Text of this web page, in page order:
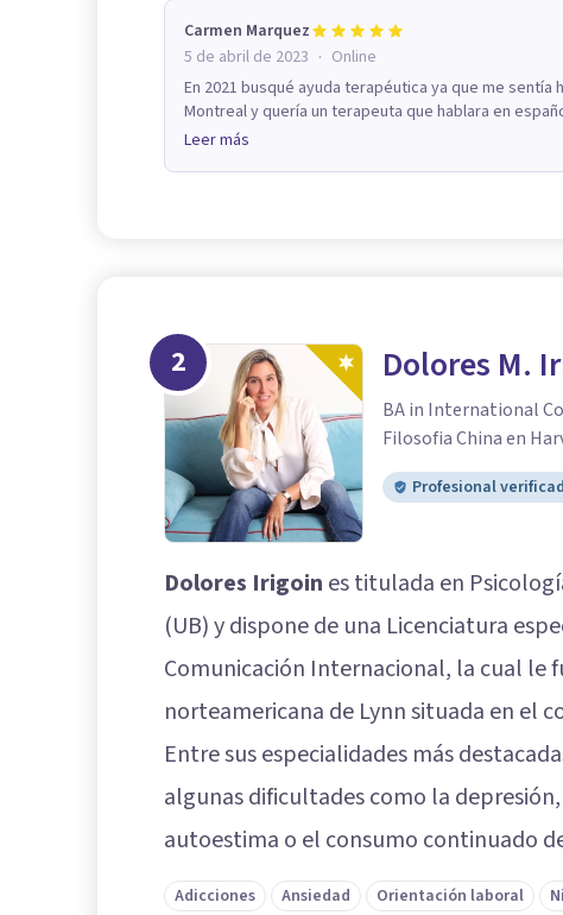
Carmen Marquez
5 de abril de 2023 · Online
En 2021 busqué ayuda terapéutica ya que me
Montreal y quería un terapeuta que hablara en
Leer más
2 Dolores M.
BA in International
Filosofia China en
Profesional
Dolores Irigoin es titulada en
(UB) y dispone de una Licenciatura
Comunicación Internacional, la cual le
norteamericana de Lynn situada en el
Entre sus especialidades más
algunas dificultades como la
autoestima o el consumo continuado
Adicciones Ansiedad Orientación laboral